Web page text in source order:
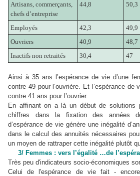
Artisans, commerçants,
chefs d’entreprise
44,8 50,3
Employés 42,3
49,9
Ouvriers
40,9
48,7
Inactifs non retraités
30,4 47
Ainsi à 35 ans l’espérance de vie d’une
contre 49 pour l’ouvrière. Et l’espérance de
contre 41 ans pour l’ouvrier.
En affinant on a là un début de solutions
chiffres dans la fixation des années
d’espérance de vie génère une inégalité
dans le calcul des annuités nécessaires
un moyen de rattraper cette inégalité plutôt
3/ Femmes : vers l’égalité …de
Très peu d'indicateurs socio-économiques
Celui de l'espérance de vie fait -